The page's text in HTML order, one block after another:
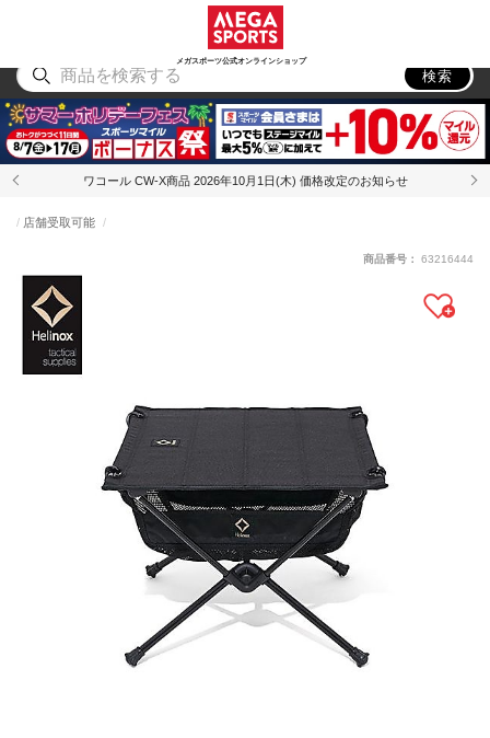
メガスポーツ公式オンラインショップ
アウトドア
検索
ワコール CW-X商品 2026年10月1日(木) 価格改定のお知らせ
店舗受取可能
商品番号： 63216444